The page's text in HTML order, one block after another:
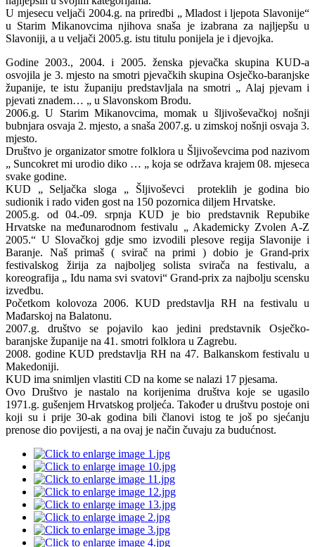
U mjesecu veljači 2004.g. na priredbi „ Mladost i ljepota Slavonije“
u Starim Mikanovcima njihova snaša je izabrana za najljepšu u
Slavoniji, a u veljači 2005.g. istu titulu ponijela je i djevojka.
Godine 2003., 2004. i 2005. ženska pjevačka skupina KUD-a
osvojila je 3. mjesto na smotri pjevačkih skupina Osječko-baranjske
županije, te istu županiju predstavljala na smotri „ Alaj pjevam i
pjevati znadem… „ u Slavonskom Brodu.
2006.g. U Starim Mikanovcima, momak u šljivoševačkoj nošnji
bubnjara osvaja 2. mjesto, a snaša 2007.g. u zimskoj nošnji osvaja 3.
mjesto.
Društvo je organizator smotre folklora u Šljivoševcima pod nazivom
„ Suncokret mi urodio diko … „ koja se održava krajem 08. mjeseca
svake godine.
KUD „ Seljačka sloga „ Šljivoševci proteklih je godina bio
sudionik i rado viđen gost na 150 pozornica diljem Hrvatske.
2005.g. od 04.-09. srpnja KUD je bio predstavnik Repubike
Hrvatske na međunarodnom festivalu „ Akademicky Zvolen A-Z
2005.“ U Slovačkoj gdje smo izvodili plesove regija Slavonije i
Baranje. Naš primaš ( svirač na primi ) dobio je Grand-prix
festivalskog žirija za najboljeg solista svirača na festivalu, a
koreografija „ Idu nama svi svatovi“ Grand-prix za najbolju scensku
izvedbu.
Početkom kolovoza 2006. KUD predstavlja RH na festivalu u
Mađarskoj na Balatonu.
2007.g. društvo se pojavilo kao jedini predstavnik Osječko-
baranjske županije na 41. smotri folklora u Zagrebu.
2008. godine KUD predstavlja RH na 47. Balkanskom festivalu u
Makedoniji.
KUD ima snimljen vlastiti CD na kome se nalazi 17 pjesama.
Ovo Društvo je nastalo na korijenima društva koje se ugasilo
1971.g. gušenjem Hrvatskog proljeća. Također u društvu postoje oni
koji su i prije 30-ak godina bili članovi istog te još po sjećanju
prenose dio povijesti, a na ovaj je način čuvaju za budućnost.